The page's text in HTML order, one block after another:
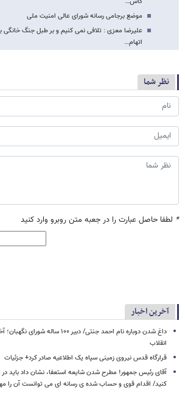
موضع برجامی رسانه شورای عالی امنیت ملی
علیرضا معزی : تلافی نمی کنیم و بر طبل جنگ خانگی
اتهام…
نظر شما
* لطفا حاصل عبارت را در جعبه متن روبرو وارد کنید
آخرین اخبار
داغ شدن دوباره نام احمد جنتی/ دبیر
انقلاب
قرارگاه قدس نیروی زمینی سپاه یک اطلاعیه صادر کرد+ جزئیات
آقای رئیس جمهور! مطرح شدن شایعه استعفا، نشان داد باید
کنید/ اقدام قوی و حساب شده ی رسانه ای می توانست آن را